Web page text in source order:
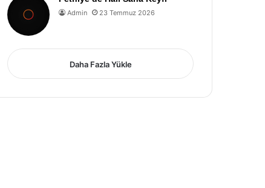
Admin 23 Temmuz 2026
Daha Fazla Yükle